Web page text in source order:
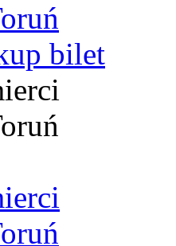
bilet